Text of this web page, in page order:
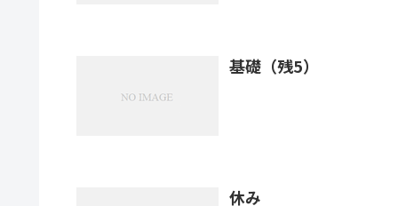
基礎（残5）
休み